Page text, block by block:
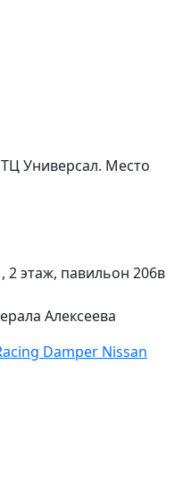
Универсал. Место
этаж, павильон 206в
Алексеева
Damper Nissan